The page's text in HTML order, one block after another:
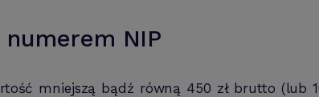
NIP
mniejszą bądź równą 450 zł brutto (lub